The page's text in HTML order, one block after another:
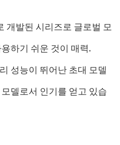
개발된 시리즈로 글로벌 모
하기 쉬운 것이 매력.
성능이 뛰어난 초대 모델
델로서 인기를 얻고 있습